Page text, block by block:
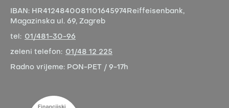
IBAN: HR4124840081101645974 Reiffeisenbank,
Magazinska ul. 69, Zagreb
tel: 01/481-30-96
zeleni telefon: 01/48 12 225
Radno vrijeme: PON-PET / 9-17h